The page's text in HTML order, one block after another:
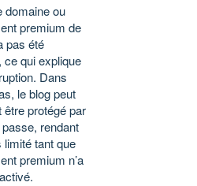
domaine ou
premium de
pas été
ce qui explique
Dans
le blog peut
être protégé par
rendant
tant que
premium n’a